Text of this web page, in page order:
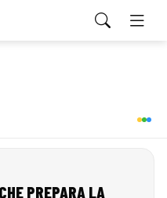
PREPARA LA